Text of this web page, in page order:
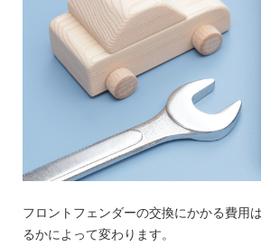
フロントフェンダーの交換にかかる費用
るかによって変わります。